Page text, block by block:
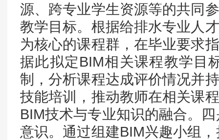
源、跨专业学生资源等的共同
教学目标。根据给排水专业人
为核心的课程群，在毕业要求
据此拟定BIM相关课程教学目
制，分析课程达成评价情况并
技能培训，推动教师在相关课
BIM技术与专业知识的融合。
意识。通过组建BIM兴趣小组